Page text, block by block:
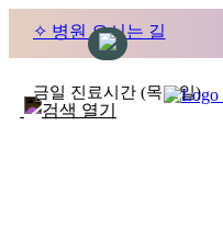
✧ 병원 오시는 길
금일 진료시간 (목요일)